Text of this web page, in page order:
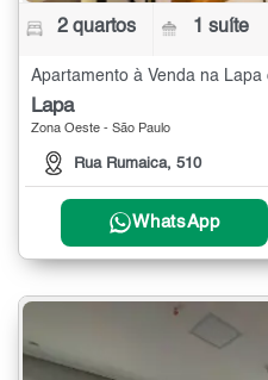
2 quartos 1 suíte
Apartamento à Venda na Lapa
Lapa
Zona Oeste - São Paulo
Rua Rumaica, 510
WhatsApp